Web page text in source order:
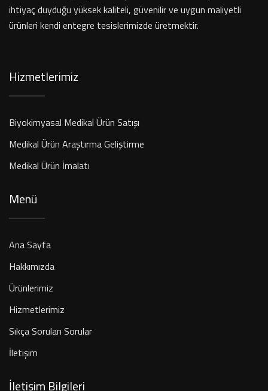
ihtiyaç duyduğu yüksek kaliteli, güvenilir ve uygun maliyetli
ürünleri kendi entegre tesislerimizde üretmektir.
Hizmetlerimiz
Biyokimyasal Medikal Ürün Satışı
Medikal Ürün Araştırma Geliştirme
Medikal Ürün İmalatı
Menü
Ana Sayfa
Hakkımızda
Ürünlerimiz
Hizmetlerimiz
Sıkça Sorulan Sorular
İletişim
İletişim Bilgileri